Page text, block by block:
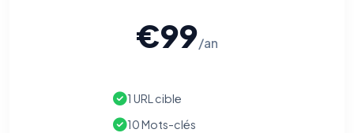
€99/an
1 URL cible
10 Mots-clés